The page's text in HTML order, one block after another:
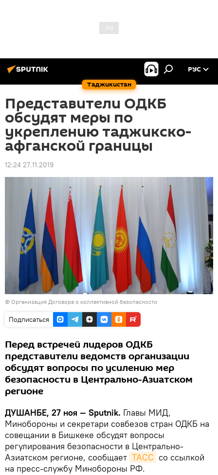
Таджикистан
РУС
Представители ОДКБ
обсудят меры по
укреплению таджикско-
афганской границы
12:24 27.11.2019
© Организация Договора о коллективной безопасности
Подписаться
Перед встречей лидеров ОДКБ
представители ведомств организации
обсудят вопросы по усилению мер
безопасности в Центрально-Азиатском
регионе
ДУШАНБЕ, 27 ноя — Sputnik. Главы МИД,
Минобороны и секретари совбезов стран ОДКБ на
совещании в Бишкеке обсудят вопросы
регулирования безопасности в Центрально-
Азиатском регионе, сообщает ТАСС со ссылкой
на пресс-службу Минобороны РФ.